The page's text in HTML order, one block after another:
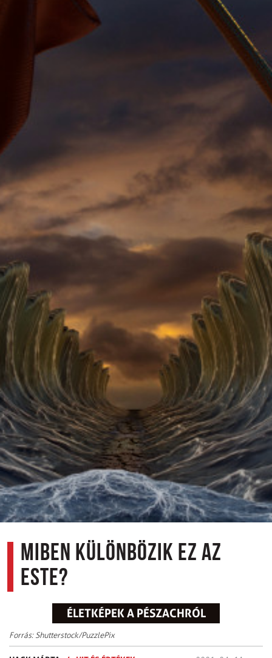
Miben különbözik ez az
este?
ÉLETKÉPEK A PÉSZACHRÓL
Forrás: Shutterstock/PuzzlePix